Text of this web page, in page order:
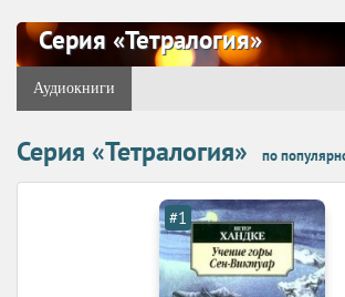
Серия «Тетралогия»
Аудиокниги
Серия «Тетралогия» по
#1